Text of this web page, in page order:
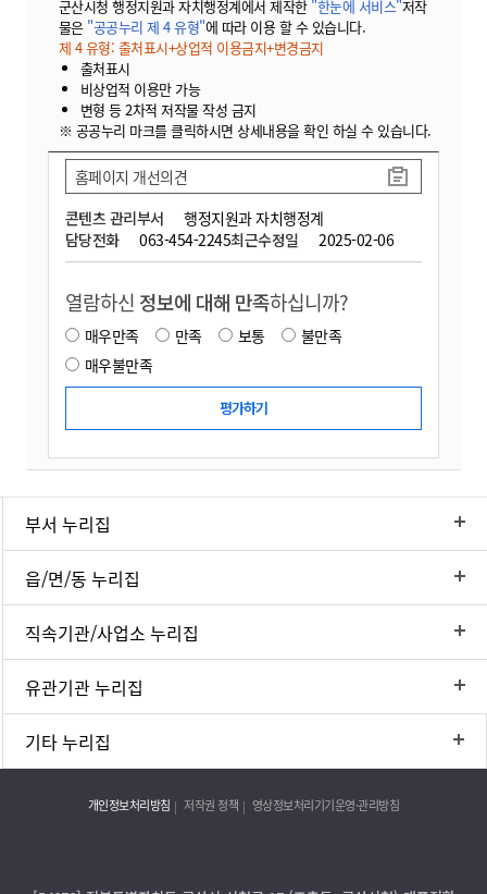
군산시청 행정지원과 자치행정계에서 제작한 "한눈에 서비스"저작
물은 "공공누리 제 4 유형"에 따라 이용 할 수 있습니다.
제 4 유형: 출처표시+상업적 이용금지+변경금지
출처표시
비상업적 이용만 가능
변형 등 2차적 저작물 작성 금지
※ 공공누리 마크를 클릭하시면 상세내용을 확인 하실 수 있습니다.
콘텐츠 관리부서
행정지원과 자치행정계
담당전화
063-454-2245최근수정일 2025-02-06
홈페이지 개선의견
열람하신 정보에 대해 만족하십니까?
매우만족 만족 보통
불만족
매우불만족
부서 누리집
읍/면/동 누리집
직속기관/사업소 누리집
유관기관 누리집
기타 누리집
개인정보처리방침 저작권 정책 영상정보처리기기운영·관리방침